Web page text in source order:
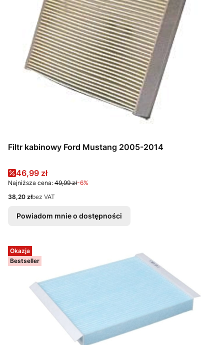
Filtr kabinowy Ford Mustang 2005-2014
Cena promocyjna
46,99 zł
Najniższa cena: 49,99 zł-6%
Cena
38,20 złbez VAT
Powiadom mnie o dostępności
Okazja
Bestseller